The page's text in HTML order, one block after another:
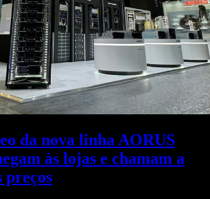
da nova linha AORUS
às lojas e chamam a
preços